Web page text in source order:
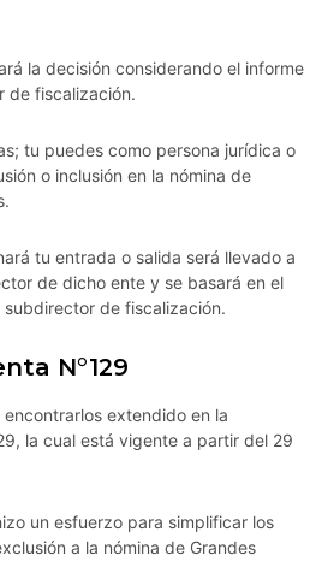
la decisión considerando el informe
de fiscalización.
tu puedes como persona jurídica o
o inclusión en la nómina de
tu entrada o salida será llevado a
de dicho ente y se basará en el
de fiscalización.
N°129
extendido en la
la cual está vigente a partir del 29
un esfuerzo para simplificar los
a la nómina de Grandes